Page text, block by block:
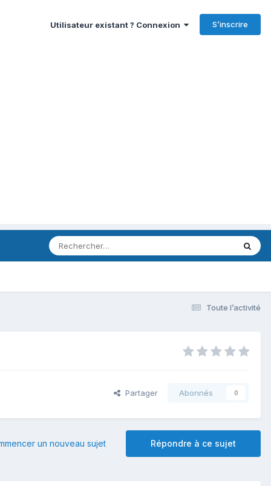
Utilisateur existant ? Connexion S’inscrire
Toute l’activité
Partager Abonnés 0
Répondre à ce sujet
un nouveau sujet